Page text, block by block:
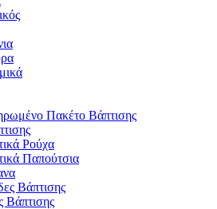
Πακέτο Βάπτισης
Ρούχα
Παπούτσια
Βάπτισης
Βάπτισης